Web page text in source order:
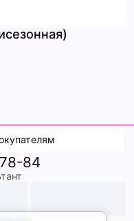
оплаты
84